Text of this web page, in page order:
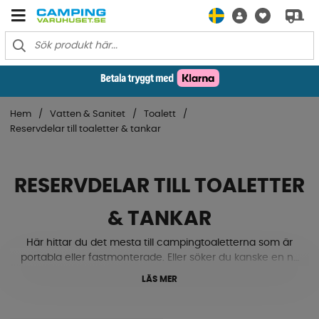
Hem Vatten & Sanitet
Toalett
Reservdelar till toaletter & tankar
RESERVDELAR TILL TOALETTER
& TANKAR
Här hittar du det mesta till campingtoaletterna som är
portabla eller fastmonterade. Eller söker du kanske en ny
packning på din avfallstank? Vi har det mesta till märken
LÄS MER